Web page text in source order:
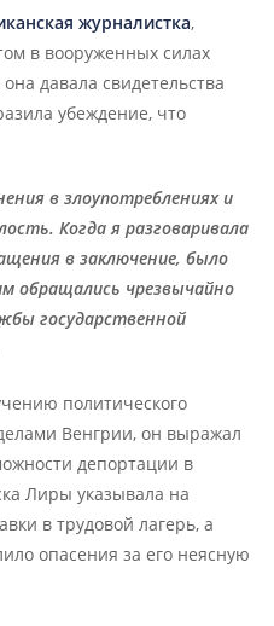
журналистка,
в вооруженных силах
давала свидетельства
убеждение, что
в злоупотреблениях и
Когда я разговаривала
в заключение, было
обращались чрезвычайно
государственной
политического
Венгрии, он выражал
депортации в
Лиры указывала на
в трудовой лагерь, а
опасения за его неясную